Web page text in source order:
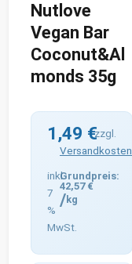
Nutlove
Vegan Bar
Coconut&Al
monds 35g
1,49 €
inkl.
7
%
MwSt.
zzgl.
Versandkosten
42,57 €
/kg